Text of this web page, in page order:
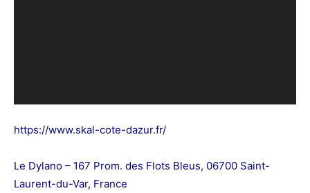
https://www.skal-cote-dazur.fr/
Le Dylano – 167 Prom. des Flots Bleus, 06700 Saint-
Laurent-du-Var, France